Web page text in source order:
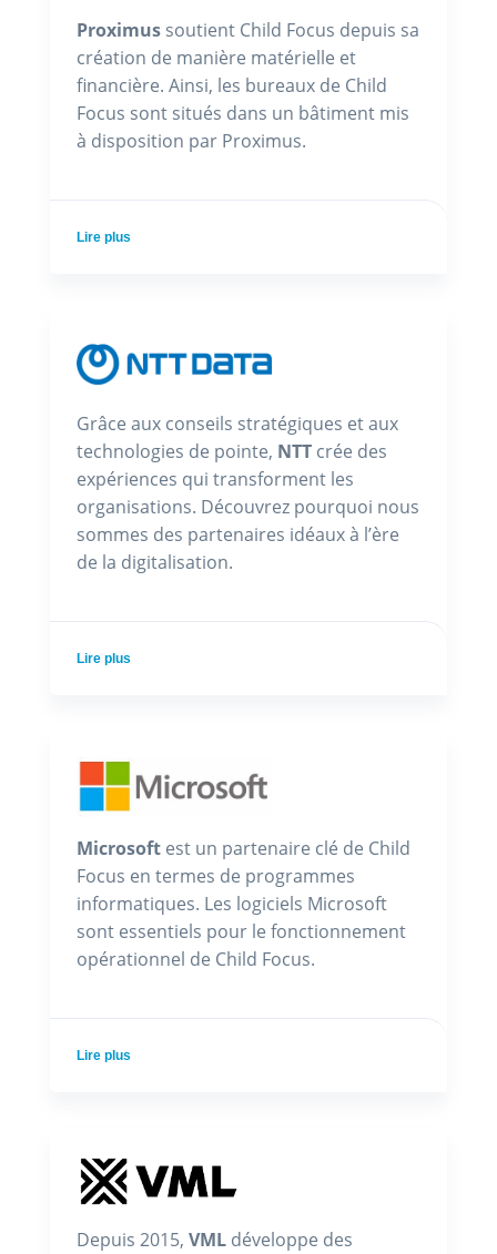
Proximus soutient Child Focus depuis sa
création de manière matérielle et
financière. Ainsi, les bureaux de Child
Focus sont situés dans un bâtiment mis
à disposition par Proximus.
Lire plus
Grâce aux conseils stratégiques et aux
technologies de pointe, NTT crée des
expériences qui transforment les
organisations. Découvrez pourquoi nous
sommes des partenaires idéaux à l’ère
de la digitalisation.
Lire plus
Microsoft est un partenaire clé de Child
Focus en termes de programmes
informatiques. Les logiciels Microsoft
sont essentiels pour le fonctionnement
opérationnel de Child Focus.
Lire plus
Depuis 2015, VML développe des